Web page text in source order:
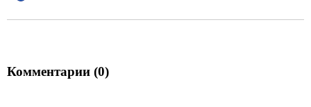
Комментарии (0)